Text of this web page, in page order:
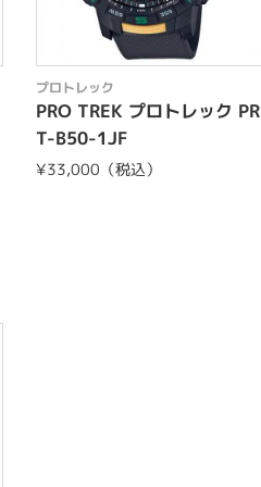
プロトレック
PRO TREK プロトレック PR
T-B50-1JF
¥33,000（税込）